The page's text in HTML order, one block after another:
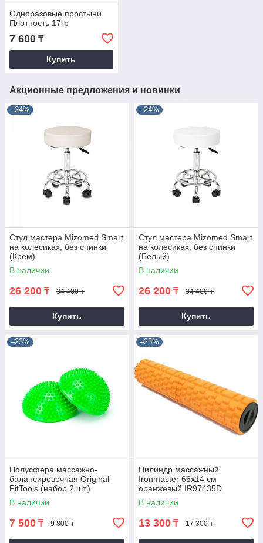
Одноразовые простыни
Плотность 17гр
7 600 ₸
Купить
Акционные предложения и новинки
–24%
Стул мастера Mizomed Smart
на колесиках, без спинки
(Крем)
В наличии
26 200 ₸ 34 400 ₸
Купить
–24%
Стул мастера Mizomed Smart
на колесиках, без спинки
(Белый)
В наличии
26 200 ₸ 34 400 ₸
Купить
–23%
Полусфера массажно-
балансировочная Original
FitTools (набор 2 шт.)
(Зеленый)
В наличии
7 500 ₸ 9 800 ₸
–23%
Цилиндр массажный
Ironmaster 66х14 см
оранжевый IR97435D
В наличии
13 300 ₸ 17 300 ₸